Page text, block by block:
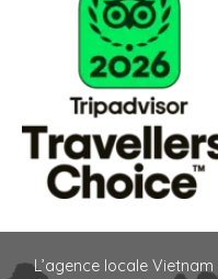
L’agence locale